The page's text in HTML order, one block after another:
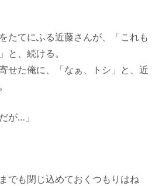
たてにふる近藤さんが、「これも
と、続ける。
せた俺に、「なぁ、トシ」と、近
が…」
でも閉じ込めておくつもりはね